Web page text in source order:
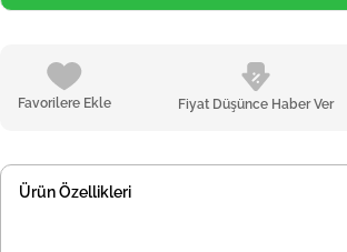
Favorilere Ekle Fiyat Düşünce Haber Ver
Ürün Özellikleri